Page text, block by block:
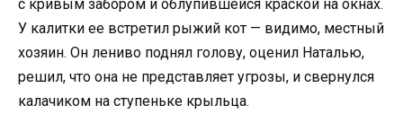
с кривым забором и облупившейся краской на окнах.
У калитки ее встретил рыжий кот — видимо, местный
хозяин. Он лениво поднял голову, оценил Наталью,
решил, что она не представляет угрозы, и свернулся
калачиком на ступеньке крыльца.